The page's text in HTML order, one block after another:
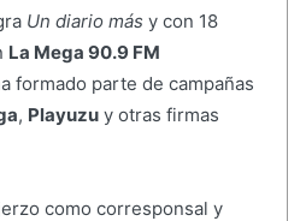
Un diario más y con 18
La Mega 90.9 FM
formado parte de campañas
, Playuzuy otras firmas
como corresponsal y